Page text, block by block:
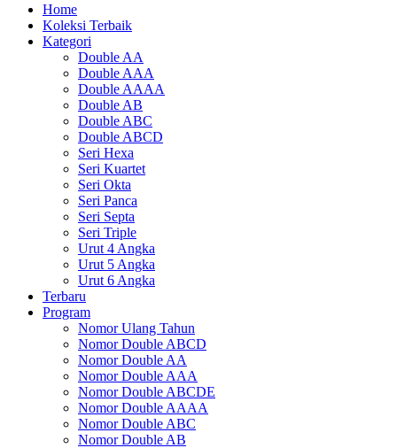
Home
Koleksi Terbaik
Kategori
Double AA
Double AAA
Double AAAA
Double AB
Double ABC
Double ABCD
Seri Hexa
Seri Kuartet
Seri Okta
Seri Panca
Seri Septa
Seri Triple
Urut 4 Angka
Urut 5 Angka
Urut 6 Angka
Terbaru
Program
Nomor Ulang Tahun
Nomor Double ABCD
Nomor Double AA
Nomor Double AAA
Nomor Double ABCDE
Nomor Double AAAA
Nomor Double ABC
Nomor Double AB